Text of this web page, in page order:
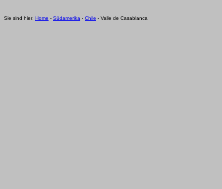
Sie sind hier: Home - Südamerika - Chile - Valle de Casablanca